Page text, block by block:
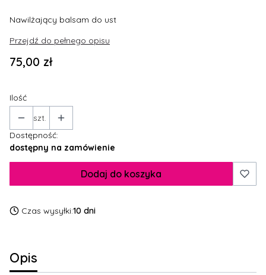
Nawilżający balsam do ust
Przejdź do pełnego opisu
Cena
75,00 zł
Ilość
szt.
Dostępność:
dostępny na zamówienie
Dodaj do koszyka
Czas wysyłki:10 dni
Opis